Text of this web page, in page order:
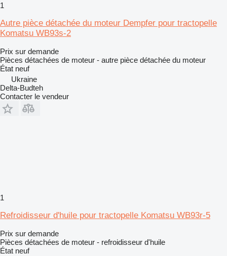
1
Autre pièce détachée du moteur Dempfer pour tractopelle
Komatsu WB93s-2
Prix sur demande
Pièces détachées de moteur - autre pièce détachée du moteur
État neuf
Ukraine
Delta-Budteh
Contacter le vendeur
1
Refroidisseur d'huile pour tractopelle Komatsu WB93r-5
Prix sur demande
Pièces détachées de moteur - refroidisseur d'huile
État neuf